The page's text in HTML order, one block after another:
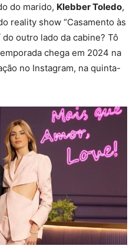
do marido, Klebber Toledo,
reality show “Casamento às
do outro lado da cabine? Tô
chega em 2024 na
no Instagram, na quinta-